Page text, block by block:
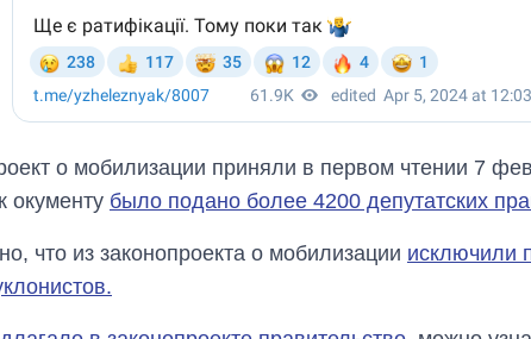
о мобилизации приняли в первом чтении 7
окументу было подано более 4200 депутатских
что из законопроекта о мобилизации исключили